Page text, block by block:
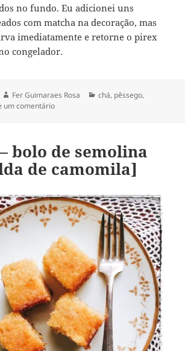
no fundo. Eu adicionei uns
com matcha na decoração, mas
imediatamente e retorne o pirex
congelador.
Autor
Fer Guimaraes Rosa Categorias
chá, pêssego,
um comentárioem granita de chá verde & pêssego
bolo de semolina
de camomila]